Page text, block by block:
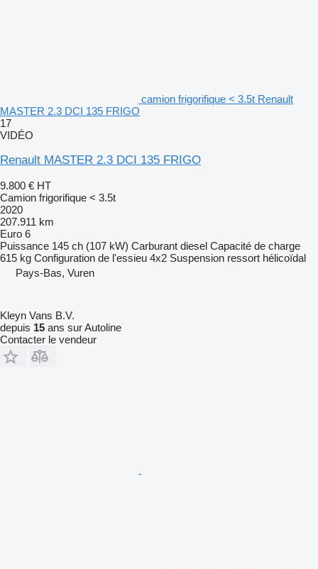
camion frigorifique < 3.5t Renault
MASTER 2.3 DCI 135 FRIGO
17
VIDÉO
Renault MASTER 2.3 DCI 135 FRIGO
9.800 € HT
Camion frigorifique < 3.5t
2020
207.911 km
Euro 6
Puissance 145 ch (107 kW) Carburant diesel Capacité de charge
615 kg Configuration de l'essieu 4x2 Suspension ressort hélicoïdal
Pays-Bas, Vuren
Kleyn Vans B.V.
depuis 15 ans sur Autoline
Contacter le vendeur